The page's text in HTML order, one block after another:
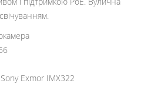
Exmor IMX322